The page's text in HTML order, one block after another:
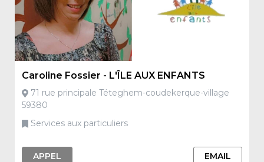
Caroline Fossier - L'ÎLE AUX ENFANTS
71 rue principale Téteghem-coudekerque-village
59380
Services aux particuliers
APPEL EMAIL